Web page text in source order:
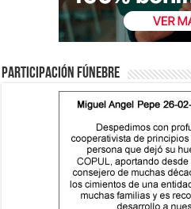
Participación fúnebre